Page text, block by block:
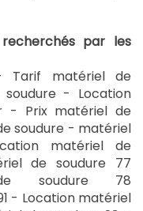
par les
Tarif matériel de
- Location
- Prix matériel de
soudure - matériel
matériel de
de soudure 77
soudure 78
- Location matériel